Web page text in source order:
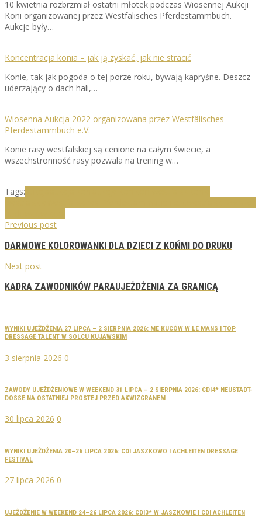
10 kwietnia rozbrzmiał ostatni młotek podczas Wiosennej Aukcji
Koni organizowanej przez Westfälisches Pferdestammbuch.
Aukcje były…
Koncentracja konia – jak ją zyskać, jak nie stracić
Konie, tak jak pogoda o tej porze roku, bywają kapryśne. Deszcz
uderzający o dach hali,…
Wiosenna Aukcja 2022 organizowana przez Westfälisches
Pferdestammbuch e.V.
Konie rasy westfalskiej są cenione na całym świecie, a
wszechstronność rasy pozwala na trening w…
Tags:
Previous post
DARMOWE KOLOROWANKI DLA DZIECI Z KOŃMI DO DRUKU
Next post
KADRA ZAWODNIKÓW PARAUJEŻDŻENIA ZA GRANICĄ
WYNIKI UJEŻDŻENIA 27 LIPCA – 2 SIERPNIA 2026: ME KUCÓW W LE MANS I TOP
DRESSAGE TALENT W SOLCU KUJAWSKIM
3 sierpnia 2026 0
ZAWODY UJEŻDŻENIOWE W WEEKEND 31 LIPCA – 2 SIERPNIA 2026: CDI4* NEUSTADT-
DOSSE NA OSTATNIEJ PROSTEJ PRZED AKWIZGRANEM
30 lipca 2026 0
WYNIKI UJEŻDŻENIA 20–26 LIPCA 2026: CDI JASZKOWO I ACHLEITEN DRESSAGE
FESTIVAL
27 lipca 2026 0
UJEŻDŻENIE W WEEKEND 24–26 LIPCA 2026: CDI3* W JASZKOWIE I CDI ACHLEITEN